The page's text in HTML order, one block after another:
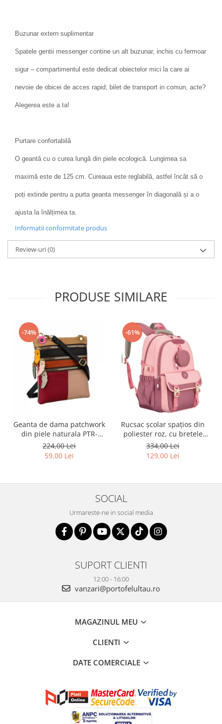
Buzunar extern suplimentar
Spatele gentii messenger contine un alt buzunar, inchis cu fermoar
sigur – compartimentul este dedicat obiectelor mici la care ai
nevoie de obicei de acces rapid; bilet de transport in comun, acte?
Alegerea este a ta!
Purtare confortabilă
O geantă cu o curea lungă din piele ecologică. Lungimea sa
maximă este de 125 cm. Cureaua este reglabilă, astfel încât să o
poți extinde pentru a purta geanta messenger în diagonală și a o
ajusta la înălțimea ta.
Informatii conformitate produs
Review-uri(0)
PRODUSE SIMILARE
-74%
Geanta de dama patchwork
din piele naturala PTR-
1718-SKL-6922 MULTI
224,00 Lei
59,00 Lei
-61%
Rucsac școlar spațios din
poliester roz, cu bretele
reglabile - Peterson PTR-
PTN 8610-1327 PINK
334,00 Lei
129,00 Lei
SOCIAL
Urmareste-ne in social media
SUPORT CLIENTI
12:00 - 16:00
vanzari@portofelultau.ro
MAGAZINUL MEU
CLIENTI
DATE COMERCIALE